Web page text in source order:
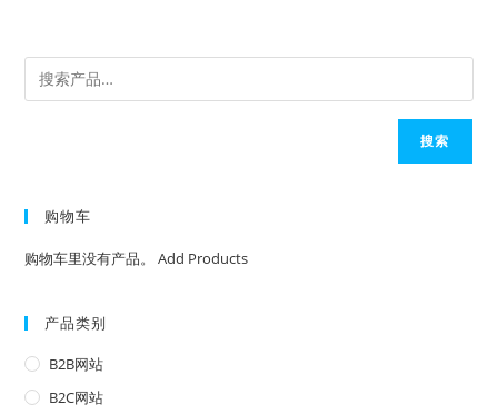
搜索
购物车
购物车里没有产品。Add Products
产品类别
B2B网站
B2C网站